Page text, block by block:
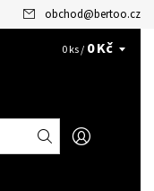
obchod@bertoo.cz
0 ks / 0 Kč